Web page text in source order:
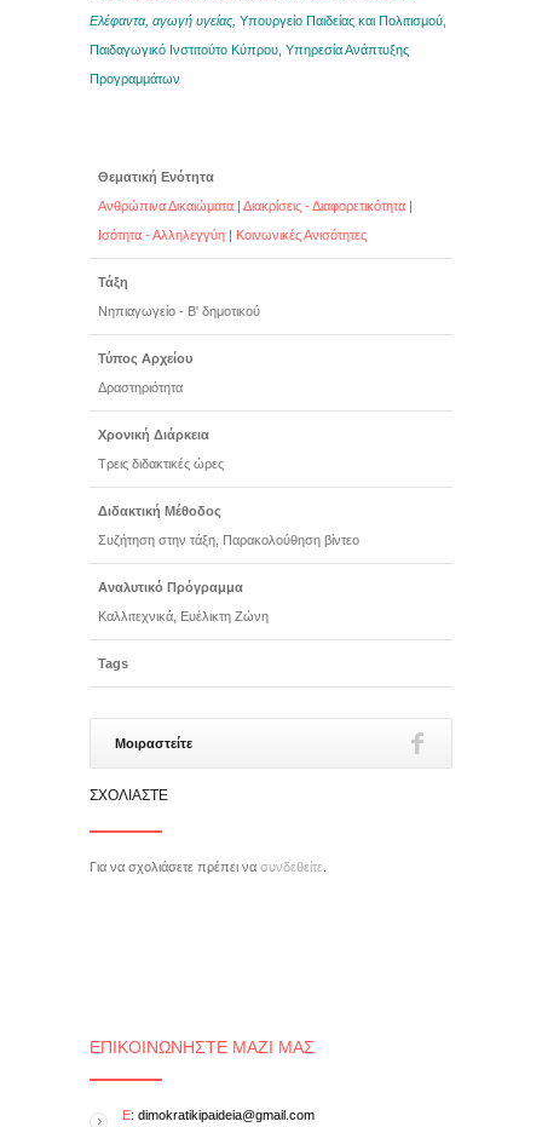
Ελέφαντα, αγωγή υγείας, Υπουργείο Παιδείας και Πολιτισμού,
Παιδαγωγικό Ινστιτούτο Κύπρου, Υπηρεσία Ανάπτυξης
Προγραμμάτων
Θεματική Ενότητα
Ανθρώπινα Δικαιώματα | Διακρίσεις - Διαφορετικότητα |
Ισότητα - Αλληλεγγύη | Κοινωνικές Ανισότητες
Τάξη
Νηπιαγωγείο - Β' δημοτικού
Τύπος Αρχείου
Δραστηριότητα
Χρονική Διάρκεια
Τρεις διδακτικές ώρες
Διδακτική Μέθοδος
Συζήτηση στην τάξη, Παρακολούθηση βίντεο
Αναλυτικό Πρόγραμμα
Καλλιτεχνικά, Ευέλικτη Ζώνη
Tags
Μοιραστείτε
ΣΧΟΛΙΆΣΤΕ
Για να σχολιάσετε πρέπει να συνδεθείτε
ΕΠΙΚΟΙΝΩΝΉΣΤΕ ΜΑΖΊ ΜΑΣ
E: dimokratikipaideia@gmail.com